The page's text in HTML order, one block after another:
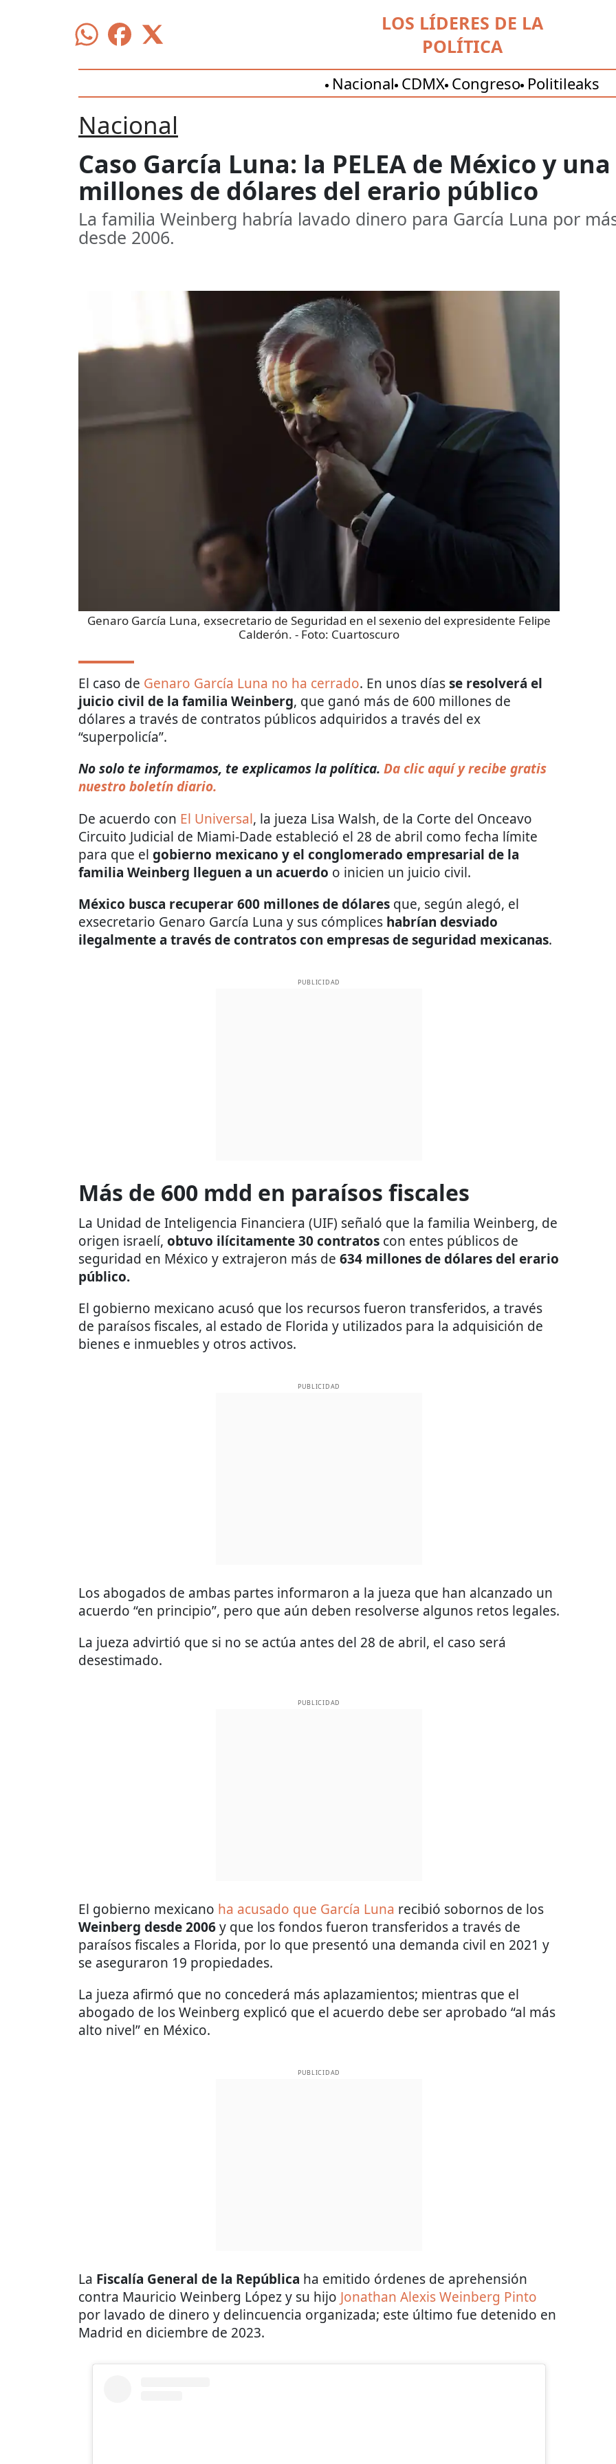
LOS LÍDERES DE LA
POLÍTICA
Nacional CDMX Congreso Politileaks
Nacional
Caso García Luna: la PELEA de México y
millones de dólares del erario público
La familia Weinberg habría lavado dinero para García Luna por
desde 2006.
Genaro García Luna, exsecretario de Seguridad en el sexenio del expresidente Felipe
Calderón. - Foto: Cuartoscuro
El caso de Genaro García Luna no ha cerrado. En unos díasse resolverá el
juicio civil de la familia Weinberg, que ganó más de 600 millones de
dólares a través de contratos públicos adquiridos a través del ex
“superpolicía”.
No solo te informamos, te explicamos la política. Da clic aquí y recibe gratis
nuestro boletín diario.
De acuerdo con El Universal, la jueza Lisa Walsh, de la Corte del Onceavo
Circuito Judicial de Miami-Dade estableció el 28 de abril como fecha límite
para que el gobierno mexicano y el conglomerado empresarial de la
familia Weinberg lleguen a un acuerdo o inicien un juicio civil.
México busca recuperar 600 millones de dólares que, según alegó, el
exsecretario Genaro García Luna y sus cómplices habrían desviado
ilegalmente a través de contratos con empresas de seguridad mexicanas.
PUBLICIDAD
Más de 600 mdd en paraísos fiscales
La Unidad de Inteligencia Financiera (UIF) señaló que la familia Weinberg, de
origen israelí, obtuvo ilícitamente 30 contratos con entes públicos de
seguridad en México y extrajeron más de 634 millones de dólares del erario
público.
El gobierno mexicano acusó que los recursos fueron transferidos, a través
de paraísos fiscales, al estado de Florida y utilizados para la adquisición de
bienes e inmuebles y otros activos.
PUBLICIDAD
Los abogados de ambas partes informaron a la jueza que han alcanzado un
acuerdo “en principio”, pero que aún deben resolverse algunos retos legales.
La jueza advirtió que si no se actúa antes del 28 de abril, el caso será
desestimado.
PUBLICIDAD
El gobierno mexicano ha acusado que García Luna recibió sobornos de los
Weinberg desde 2006y que los fondos fueron transferidos a través de
paraísos fiscales a Florida, por lo que presentó una demanda civil en 2021 y
se aseguraron 19 propiedades.
La jueza afirmó que no concederá más aplazamientos; mientras que el
abogado de los Weinberg explicó que el acuerdo debe ser aprobado “al más
alto nivel” en México.
PUBLICIDAD
La Fiscalía General de la República ha emitido órdenes de aprehensión
contra Mauricio Weinberg López y su hijo Jonathan Alexis Weinberg Pinto
por lavado de dinero y delincuencia organizada; este último fue detenido en
Madrid en diciembre de 2023.